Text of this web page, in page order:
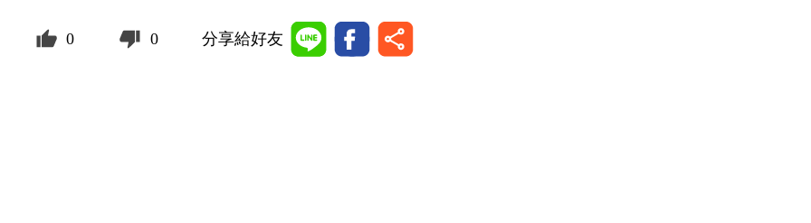
0 0 分享給好友